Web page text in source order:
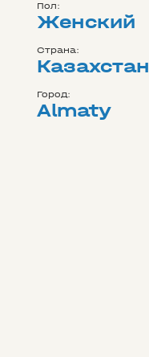
Пол:
Женский
Страна:
Казахстан
Город:
Almaty